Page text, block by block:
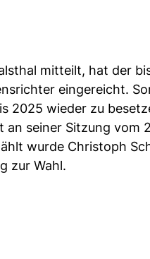
mitteilt, hat der
eingereicht.
2025 wieder zu
an seiner Sitzung vom
wurde Christoph
zur Wahl.